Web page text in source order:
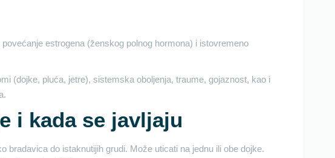
estrogena (ženskog polnog hormona) i istovremeno
(dojke, pluća, jetre), sistemska oboljenja, traume, gojaznost, kao i
i kada se javljaju
bradavica do istaknutijih grudi. Može uticati na jednu ili obe dojke.